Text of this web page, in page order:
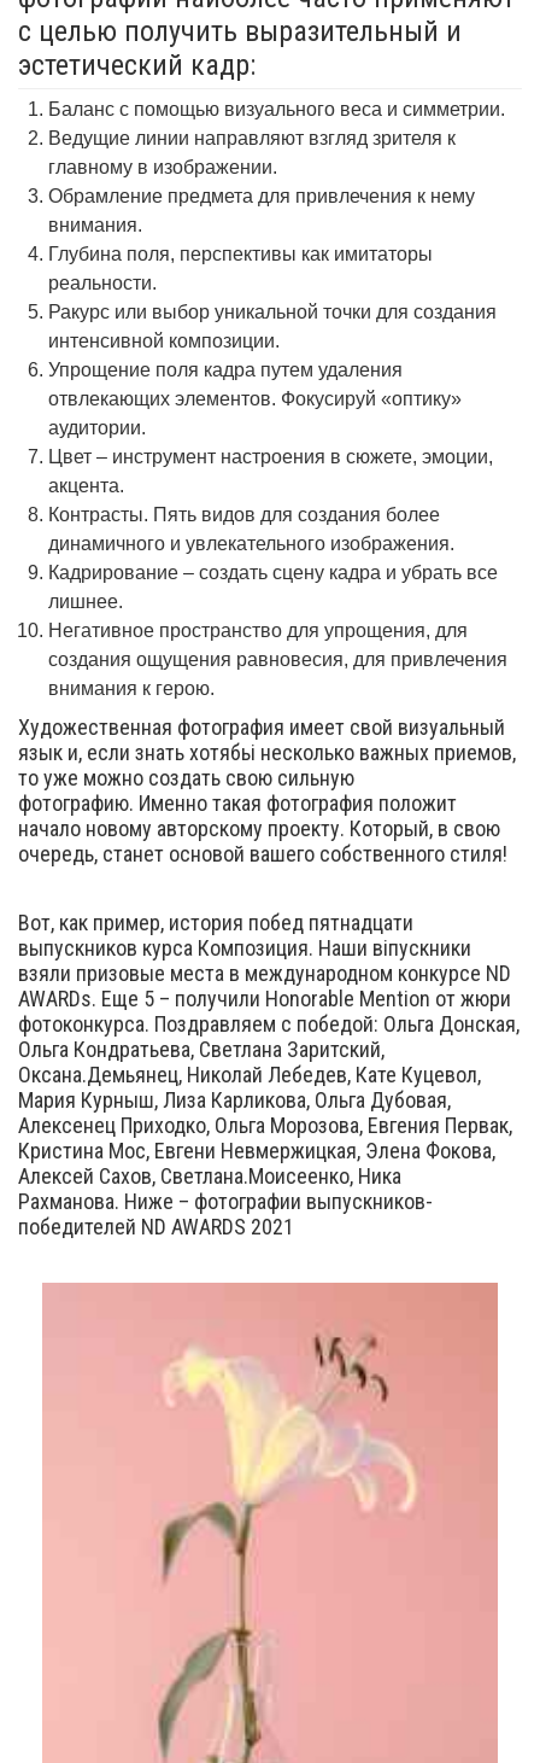
с целью получить выразительный и
эстетический кадр:
Баланс с помощью визуального веса и симметрии.
Ведущие линии направляют взгляд зрителя к
главному в изображении.
Обрамление предмета для привлечения к нему
внимания.
Глубина поля, перспективы как имитаторы
реальности.
Ракурс или выбор уникальной точки для создания
интенсивной композиции.
Упрощение поля кадра путем удаления
отвлекающих элементов. Фокусируй «оптику»
аудитории.
Цвет – инструмент настроения в сюжете, эмоции,
акцента.
Контрасты. Пять видов для создания более
динамичного и увлекательного изображения.
Кадрирование – создать сцену кадра и убрать все
лишнее.
Негативное пространство для упрощения, для
создания ощущения равновесия, для привлечения
внимания к герою.
Художественная фотография имеет свой визуальный
язык и, если знать хотябьі несколько важных приемов,
то уже можно создать свою сильную
фотографию. Именно такая фотография положит
начало новому авторскому проекту. Который, в свою
очередь, станет основой вашего собственного стиля!
Вот, как пример, история побед пятнадцати
выпускников курса Композиция. Наши віпускники
взяли призовые места в международном конкурсе ND
AWARDs. Еще 5 – получили Honorable Mention от жюри
фотоконкурса. Поздравляем с победой: Ольга Донская,
Ольга Кондратьева, Светлана Заритский,
Оксана.Демьянец, Николай Лебедев, Кате Куцевол,
Мария Курныш, Лиза Карликова, Ольга Дубовая,
Алексенец Приходко, Ольга Морозова, Евгения Первак,
Кристина Мос, Евгени Невмержицкая, Элена Фокова,
Алексей Сахов, Светлана.Моисеенко, Ника
Рахманова. Ниже – фотографии выпускников-
победителей ND AWARDS 2021